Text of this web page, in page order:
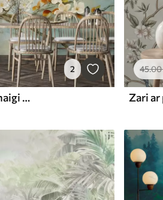
2
Balti ķiršu ziedi uz zariem uz maigi zila un zaļa fona eļļas glezniecības stilā
45.00